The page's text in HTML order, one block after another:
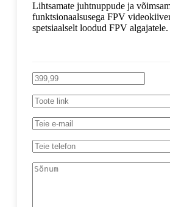
Lihtsamate juhtnuppude ja
funktsionaalsusega FPV
spetsiaalselt loodud FPV algajatele.